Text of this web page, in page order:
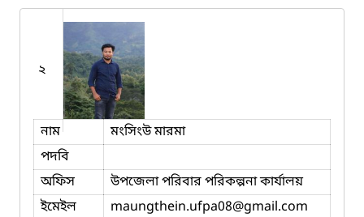
২
নাম
মংসিংউ মারমা
পদবি
অফিস
উপজেলা পরিবার পরিকল্পনা কার্যালয়
ইমেইল
maungthein.ufpa08@gmail.com